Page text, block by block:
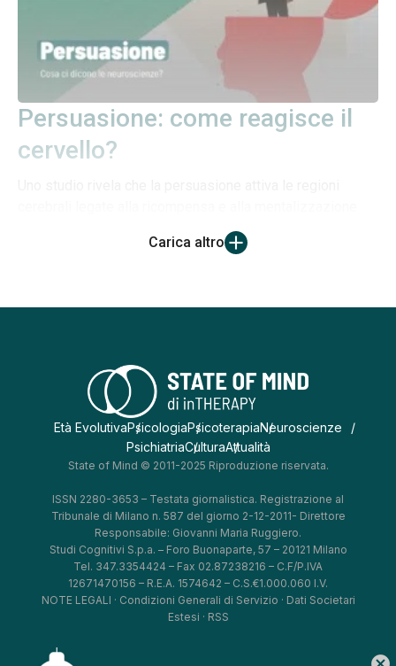
Persuasione: come reagisce il
cervello?
Carica altro
Età EvolutivaPsicologiaPsicoterapiaNeuroscienze
PsichiatriaCulturaAttualità
State of Mind © 2011-2025 Riproduzione riservata.
ISSN 2280-3653 – Testata giornalistica. Registrazione al
Tribunale di Milano n. 587 del giorno 2-12-2011- Direttore
Responsabile: Giovanni Maria Ruggiero.
Studi Cognitivi S.p.a. – Foro Buonaparte, 57 – 20121 Milano
Tel. 347.3354424 – Fax 02.87238216 – C.F/P.IVA
12671470156 – R.E.A. 1574642 – C.S.€1.000.060 I.V.
NOTE LEGALI · Condizioni Generali di Servizio · Dati Societari
Estesi · RSS